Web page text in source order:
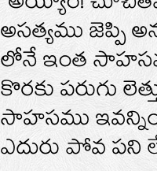
అసత్యము జెప్పి
లోనే ఇంత
కొరకు పరుగు
సాహసము
ఎదురు పోవ పని